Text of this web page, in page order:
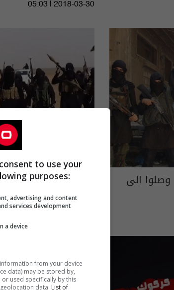
05:03 | 2018-03-30
الى التحالف الدولي:
العراقية السورية
to use your
purposes:
advertising and content
services development
a device
from your device
data) may be stored by,
used specifically by this
data. List of